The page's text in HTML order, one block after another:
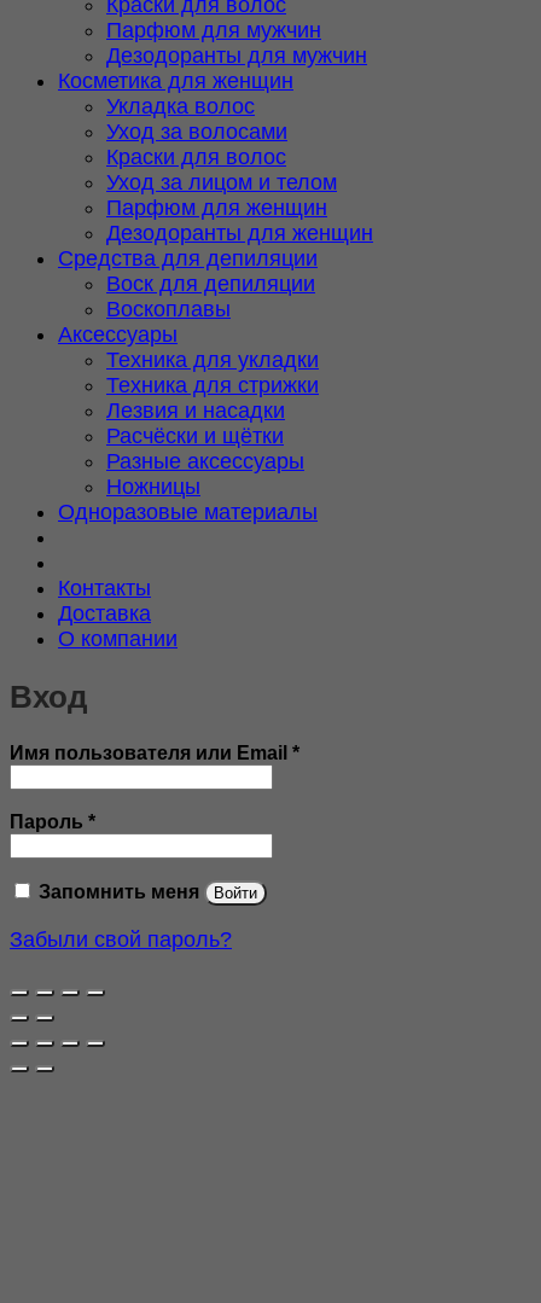
Краски для волос
Парфюм для мужчин
Дезодоранты для мужчин
Косметика для женщин
Укладка волос
Уход за волосами
Краски для волос
Уход за лицом и телом
Парфюм для женщин
Дезодоранты для женщин
Средства для депиляции
Воск для депиляции
Воскоплавы
Аксессуары
Техника для укладки
Техника для стрижки
Лезвия и насадки
Расчёски и щётки
Разные аксессуары
Ножницы
Одноразовые материалы
Контакты
Доставка
О компании
Вход
Имя пользователя или Email *Обязательно
Пароль *Обязательно
Запомнить меня Войти
Забыли свой пароль?